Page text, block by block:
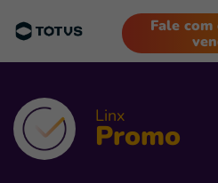
Fale
Linx
Promo